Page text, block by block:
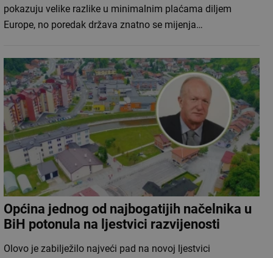
pokazuju velike razlike u minimalnim plaćama diljem
Europe, no poredak država znatno se mijenja…
Općina jednog od najbogatijih načelnika u
BiH potonula na ljestvici razvijenosti
Olovo je zabilježilo najveći pad na novoj ljestvici